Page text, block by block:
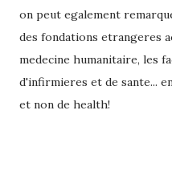
on peut egalement
des fondations etrangeres
medecine humanitaire, les
d'infirmieres et de sante...
et non de health!